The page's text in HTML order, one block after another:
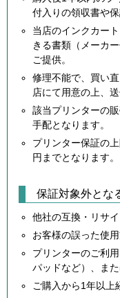
付入りの領収書や
当店のインクカー
きる書類（メーカ
ご提供。
修理不能で、買い
店にて用意の上、
該当プリンターの
手配となります。
プリンター保証の
円までとなります。
保証対象外とな
他社の互換・リサ
お客様の誤った使
プリンターのご利
パッドなど）、ま
ご購入から1年以上